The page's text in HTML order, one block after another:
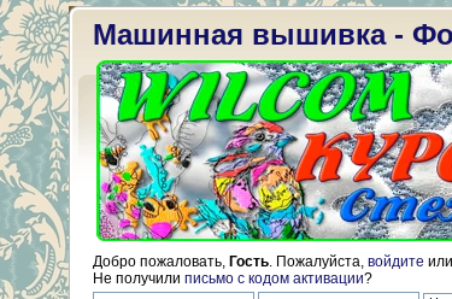
Машинная вышивка -
Добро пожаловать, Гость . Пожалуйста, войдите или
Не получили письмо с кодом активации?